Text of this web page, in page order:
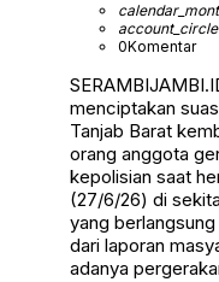
account_circle
0Komentar
menciptakan
Tanjab Barat
orang anggota
kepolisian saat
(27/6/26) di
yang
dari laporan
adanya